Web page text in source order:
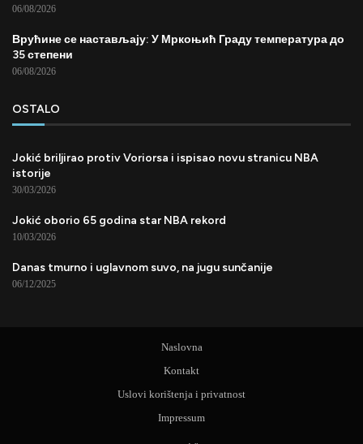
06/08/2026
Врућине се настављају: У Мркоњић Граду температура до
35 степени
06/08/2026
OSTALO
Jokić briljirao protiv Voriorsa i ispisao novu stranicu NBA
istorije
30/03/2026
Jokić oborio 65 godina star NBA rekord
10/03/2026
Danas tmurno i uglavnom suvo, na jugu sunčanije
06/12/2025
Naslovna
Kontakt
Uslovi korištenja i privatnost
Impressum